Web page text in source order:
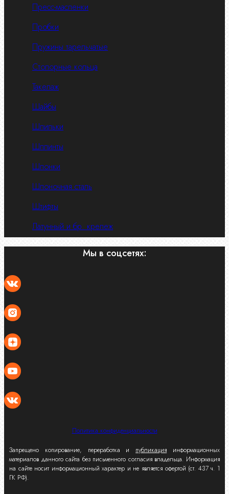
Пресс-масленки
Пробки
Пружины тарельчатые
Стопорные кольца
Такелаж
Шайбы
Шпильки
Шплинты
Шпонки
Шпоночная сталь
Штифты
Латунный и бр. крепеж
Мы в соцсетях:
Политика конфиденциальности
Запрещено копирование, переработка и публикация информационных
материалов данного сайта без письменного согласия владельца. Информация
на сайте носит информационный характер и не является офертой (ст. 437 ч. 1
ГК РФ).